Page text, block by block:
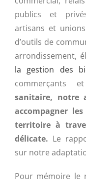
publics et
artisans et
d’outils de
arrondissement,
la gestion des
commerçants
sanitaire, notre
accompagner
territoire à
délicate. Le
sur notre
Pour mémoire le